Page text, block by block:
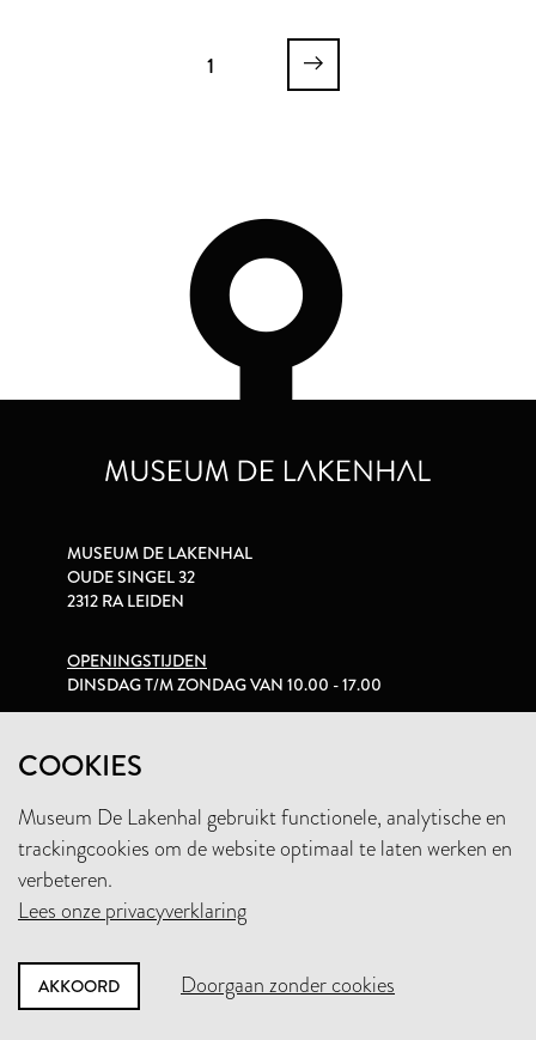
1
COOKIES
Museum De Lakenhal gebruikt functionele, analytische en
trackingcookies om de website optimaal te laten werken en
verbeteren.
Lees onze privacyverklaring
AKKOORD Doorgaan zonder cookies
MUSEUM DE LAKENHAL
OUDE SINGEL 32
2312 RA LEIDEN
OPENINGSTIJDEN
DINSDAG T/M ZONDAG VAN 10.00 - 17.00
+31 (0)71 5165360
INFO@LAKENHAL.NL
STEUN HET MUSEUM
NIEUWSBRIEF